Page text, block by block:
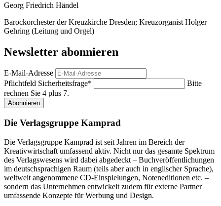
Georg Friedrich Händel
Barockorchester der Kreuzkirche Dresden; Kreuzorganist Holger
Gehring (Leitung und Orgel)
Newsletter abonnieren
E-Mail-Adresse
Pflichtfeld Sicherheitsfrage*
Bitte
rechnen Sie 4 plus 7.
Abonnieren
Die Verlagsgruppe Kamprad
Die Verlagsgruppe Kamprad ist seit Jahren im Bereich der
Kreativwirtschaft umfassend aktiv. Nicht nur das gesamte Spektrum
des Verlagswesens wird dabei abgedeckt – Buchveröffentlichungen
im deutschsprachigen Raum (teils aber auch in englischer Sprache),
weltweit angenommene CD-Einspielungen, Noteneditionen etc. –
sondern das Unternehmen entwickelt zudem für externe Partner
umfassende Konzepte für Werbung und Design.